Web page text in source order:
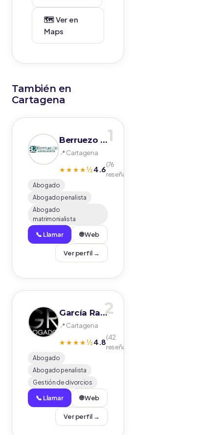
🗺️ Ver en
Maps
También en
Cartagena
1
Berruezo Abogados
📍 Cartagena
★★★★½4.6(76
reseñas)
Abogado
Abogado penalista
Abogado
matrimonialista
📞 Llamar 🌐 Web
Ver perfil →
2
García Ramírez Abogados
📍 Cartagena
★★★★½4.8(42
reseñas)
Abogado
Abogado penalista
Gestión de divorcios
📞 Llamar 🌐 Web
Ver perfil →